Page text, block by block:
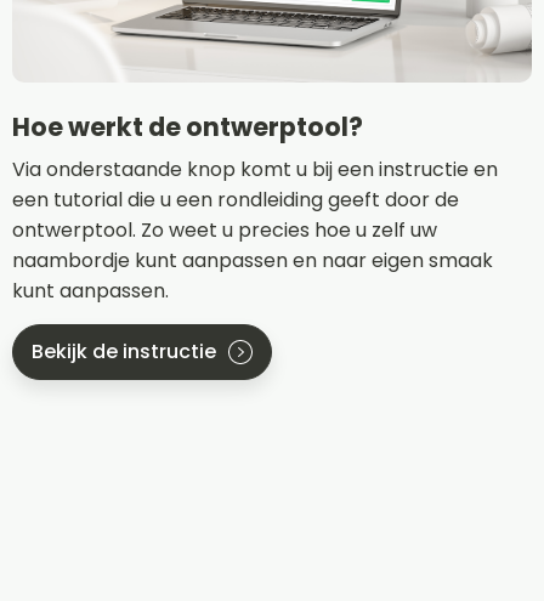
Hoe werkt de ontwerptool?
Via onderstaande knop komt u bij een instructie en
een tutorial die u een rondleiding geeft door de
ontwerptool. Zo weet u precies hoe u zelf uw
naambordje kunt aanpassen en naar eigen smaak
kunt aanpassen.
Bekijk de instructie